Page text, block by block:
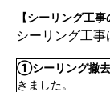
【シーリング工事
シーリング工事
①シーリング撤去
きました。